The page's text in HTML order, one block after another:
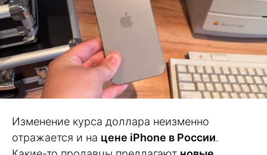
Изменение курса доллара неизменно
отражается и на цене iPhone в России.